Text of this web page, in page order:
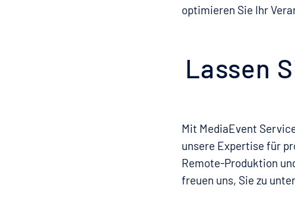
optimieren Sie Ihr
Lassen
Mit MediaEvent
unsere Expertise für
Remote-Produktion
freuen uns, Sie zu